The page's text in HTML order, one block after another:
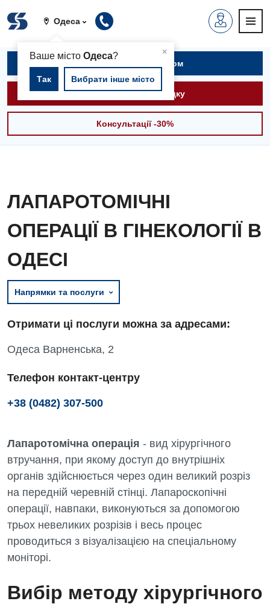
Одеса
×
Ваше містоОдеса?
Так Вибрати інше місто
Записатися на прийом
Викликати швидку
Консультації -30%
ЛАПАРОТОМІЧНІ
ОПЕРАЦІЇ В ГІНЕКОЛОГІЇ В
ОДЕСІ
Напрямки та послуги
Отримати ці послуги можна за адресами:
Одеса Варненська, 2
Телефон контакт-центру
+38 (0482) 307-500
Лапаротомічна операція - вид хірургічного
втручання, при якому доступ до внутрішніх
органів здійснюється через один великий розріз
на передній черевній стінці. Лапароскопічні
операції, навпаки, виконуються за допомогою
трьох невеликих розрізів і весь процес
проводиться з візуалізацією на спеціальному
моніторі.
Вибір методу хірургічного